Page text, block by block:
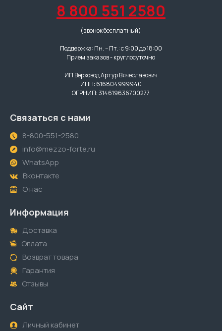
8 800 551 2580
(звонок бесплатный)
Поддержка: Пн. – Пт.: с 9:00 до 18:00
Прием заказов - круглосуточно
ИП Верховод Артур Вячеславович
ИНН: 616804999940
ОГРНИП: 314619636700277
Связаться с нами
8-800-551-2580
info@mezzo-forte.ru
WhatsApp
Вконтакте
О нас
Информация
Доставка
Оплата
Возврат товара
Гарантия
Отзывы
Сайт
Личный кабинет